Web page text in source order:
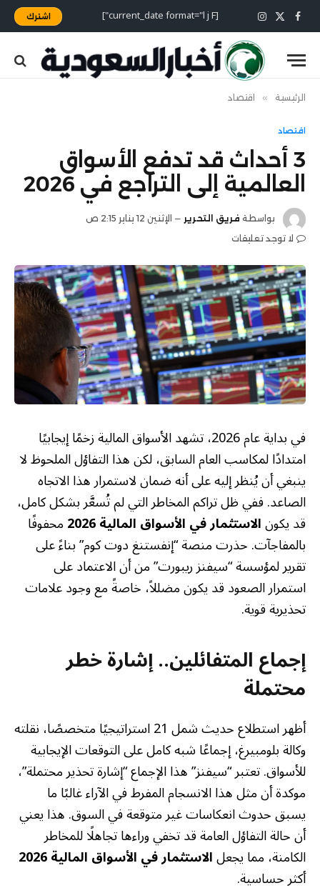
فيسبوك
X
(Twitter)
الانستغرام [current_date format="l j F"] اشترك
الرئيسية » اقتصاد
اقتصاد
3 أحداث قد تدفع الأسواق
العالمية إلى التراجع في 2026
بواسطة فريق التحرير
الإثنين 12 يناير 2:15 ص
لا توجد تعليقات
في بداية عام 2026، تشهد الأسواق المالية زخمًا إيجابيًا
امتدادًا لمكاسب العام السابق، لكن هذا التفاؤل الملحوظ لا
ينبغي أن يُنظر إليه على أنه ضمان لاستمرار هذا الاتجاه
الصاعد. ففي ظل تراكم المخاطر التي لم تُسعَّر بشكل كامل،
قد يكونالاستثمار في الأسواق المالية 2026 محفوفًا
بالمفاجآت. حذرت منصة “إنفستنغ دوت كوم” بناءً على
تقرير لمؤسسة “سيفنز ريبورت” من أن الاعتماد على
استمرار الصعود قد يكون مضللاً، خاصةً مع وجود علامات
تحذيرية قوية.
إجماع المتفائلين.. إشارة خطر
محتملة
أظهر استطلاع حديث شمل 21 استراتيجيًا متخصصًا، نقلته
وكالة بلومبيرغ، إجماعًا شبه كامل على التوقعات الإيجابية
للأسواق. تعتبر “سيفنز” هذا الإجماع “إشارة تحذير محتملة”،
موكدة أن مثل هذا الانسجام المفرط في الآراء غالبًا ما
يسبق حدوث انعكاسات غير متوقعة في السوق. هذا يعني
أن حالة التفاؤل العامة قد تخفي وراءها تجاهلًا للمخاطر
الكامنة، مما يجعلالاستثمار في الأسواق المالية 2026
أكثر حساسية.